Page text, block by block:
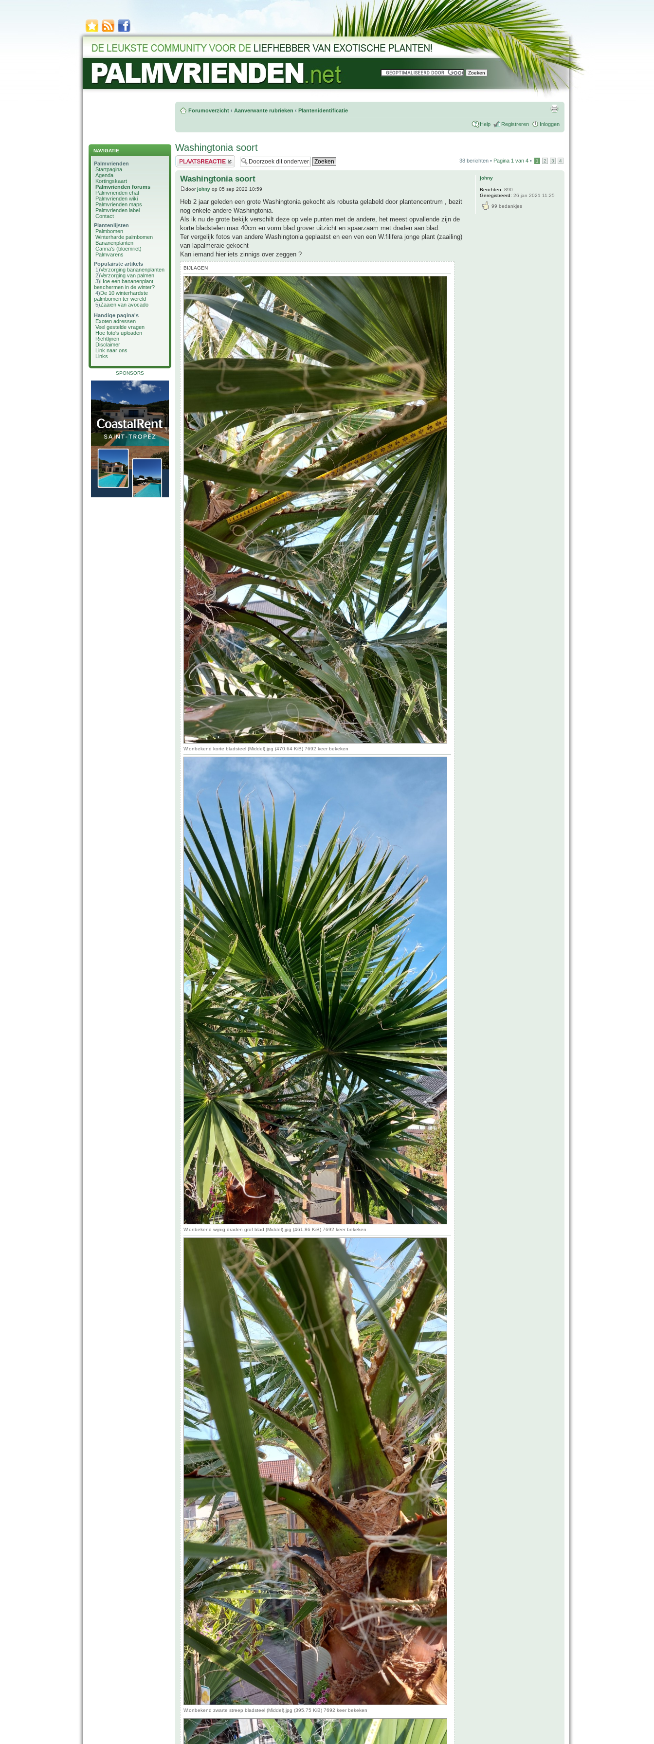
NAVIGATIE
Palmvrienden
Startpagina
Agenda
Kortingskaart
Palmvrienden forums
Palmvrienden chat
Palmvrienden wiki
Palmvrienden maps
Palmvrienden label
Contact
Plantenlijsten
Palmbomen
Winterharde palmbomen
Bananenplanten
Canna's (bloemriet)
Palmvarens
Populairste artikels
1)Verzorging bananenplanten
2)Verzorging van palmen
3)Hoe een bananenplant
beschermen in de winter?
4)De 10 winterhardste
palmbomen ter wereld
5)Zaaien van avocado
Handige pagina's
Exoten adressen
Veel gestelde vragen
Hoe foto's uploaden
Richtlijnen
Disclaimer
Link naar ons
Links
SPONSORS
Forumoverzicht ‹ Aanverwante rubrieken ‹ Plantenidentificatie
Help Registreren Inloggen
Washingtonia soort
Plaats een reactie 38 berichten • Pagina 1 van 4 • 1 2 3 4
Washingtonia soort
doorjohny op 05 sep 2022 10:59
Heb 2 jaar geleden een grote Washingtonia gekocht als robusta gelabeld door plantencentrum , bezit
nog enkele andere Washingtonia.
Als ik nu de grote bekijk verschilt deze op vele punten met de andere, het meest opvallende zijn de
korte bladstelen max 40cm en vorm blad grover uitzicht en spaarzaam met draden aan blad.
Ter vergelijk fotos van andere Washingtonia geplaatst en een ven een W.filifera jonge plant (zaailing)
van lapalmeraie gekocht
Kan iemand hier iets zinnigs over zeggen ?
BIJLAGEN
W.onbekend korte bladsteel (Middel).jpg (470.64 KiB) 7692 keer bekeken
W.onbekend wijnig draden grof blad (Middel).jpg (461.86 KiB) 7692 keer bekeken
W.onbekend zwarte streep bladsteel (Middel).jpg (395.75 KiB) 7692 keer bekeken
johny
Berichten: 890
Geregistreerd: 26 jan 2021 11:25
99 bedankjes